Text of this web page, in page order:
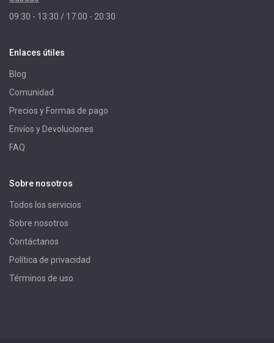
09:30 - 13:30 / 17:00 - 20:30
Enlaces útiles
Blog
Comunidad
Precios y Formas de pago
Envíos y Devoluciones
FAQ
Sobre nosotros
Todos los servicios
Sobre nosotros
Contáctanos
Política de privacidad
Términos de uso